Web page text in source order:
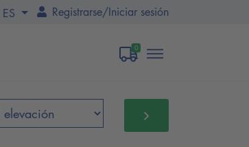
ES Registrarse/Iniciar sesión
0